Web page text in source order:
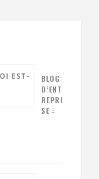
BLOG
D’ENT
REPRI
SE :